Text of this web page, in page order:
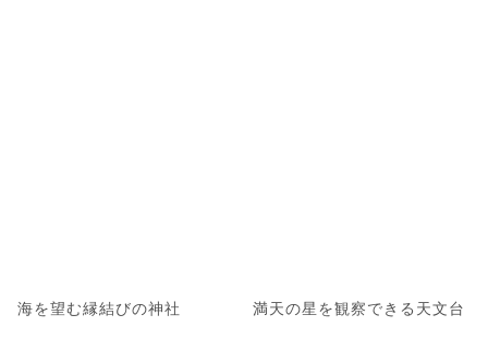
海を望む縁結びの神社 満天の星を観察できる天文台